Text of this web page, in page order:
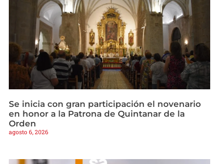
Se inicia con gran participación el novenario
en honor a la Patrona de Quintanar de la
Orden
agosto 6, 2026